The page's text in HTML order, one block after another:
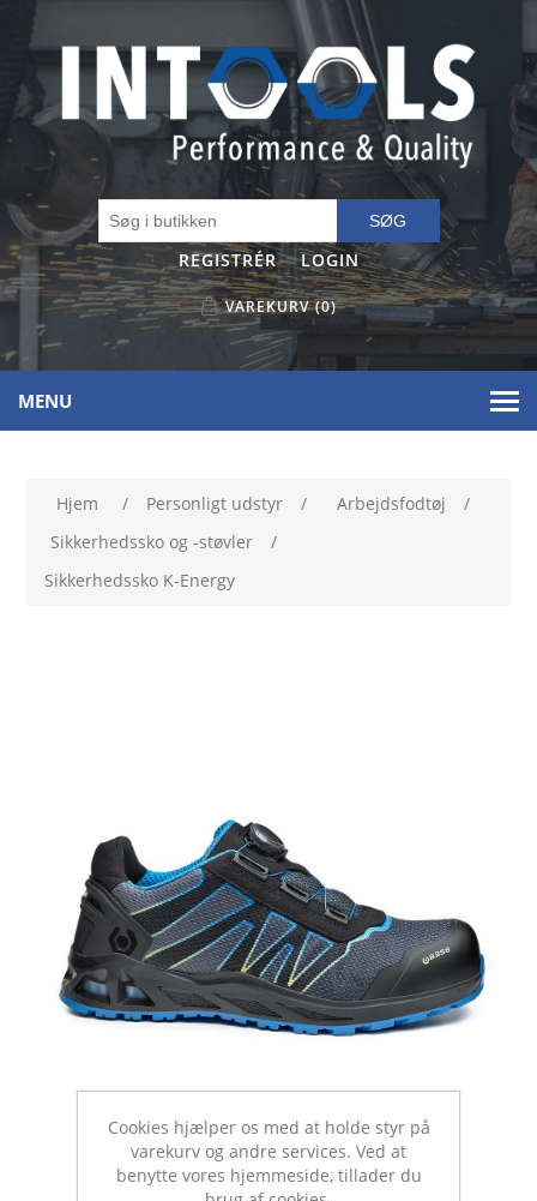
SØG
REGISTRÉR LOGIN
VAREKURV (0)
MENU
Hjem / Personligt udstyr / Arbejdsfodtøj
/
Sikkerhedssko og -støvler
/
Sikkerhedssko K-Energy
Cookies hjælper os med at holde styr på
varekurv og andre services. Ved at
benytte vores hjemmeside, tillader du